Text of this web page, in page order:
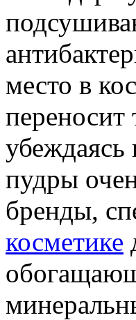
место в
переносит
убеждаясь
пудры
бренды,
косметике